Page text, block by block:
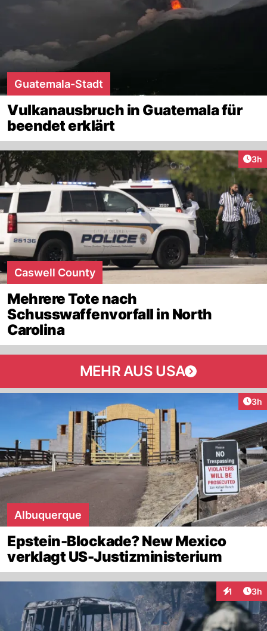
Guatemala-Stadt
Vulkanausbruch in Guatemala für
beendet erklärt
3h
Caswell County
Mehrere Tote nach
Schusswaffenvorfall in North
Carolina
MEHR AUS USA
3h
Albuquerque
Epstein-Blockade? New Mexico
verklagt US-Justizministerium
1 3h